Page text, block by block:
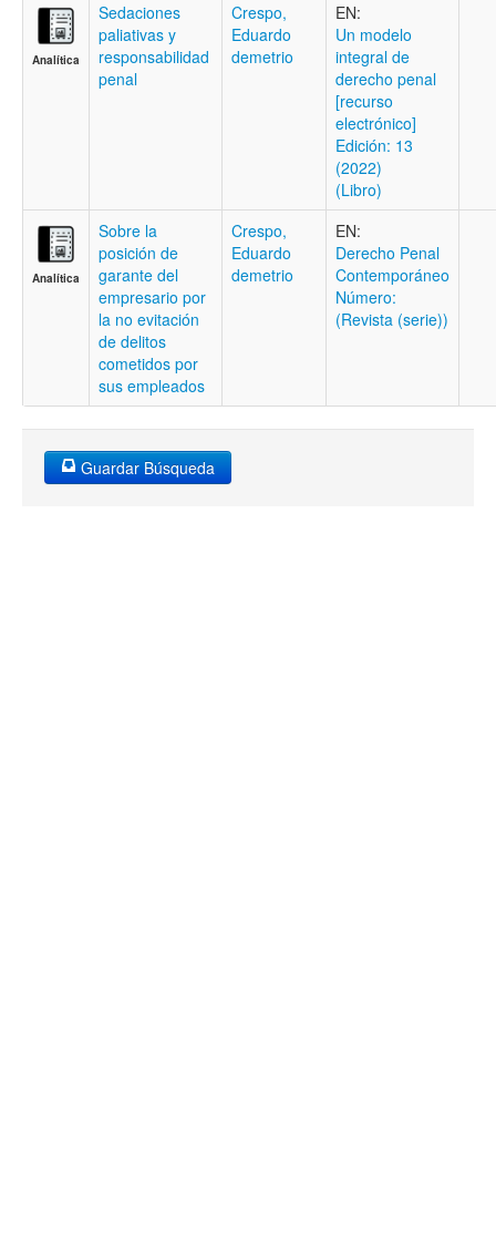
Analítica
Sedaciones
paliativas y
responsabilidad
penal
Crespo,
Eduardo
demetrio
EN:
Un modelo
integral de
derecho penal
[recurso
electrónico]
Edición: 13
(2022)
(Libro)
Analítica
Sobre la
posición de
garante del
empresario por
la no evitación
de delitos
cometidos por
sus empleados
Crespo,
Eduardo
demetrio
EN:
Derecho Penal
Contemporáneo
Número:
(Revista (serie))
Guardar Búsqueda